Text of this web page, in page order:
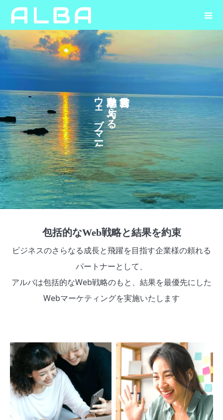
る
ブ
マ
ケ
テ
ィ
ン
グ
包括的なWeb戦略と結果を約束
ビジネスのさらなる成長と飛躍を目指す企業様の頼れる
パートナーとして、
アルバは包括的なWeb戦略のもと、結果を最優先にした
Webマーケティングを実施いたします